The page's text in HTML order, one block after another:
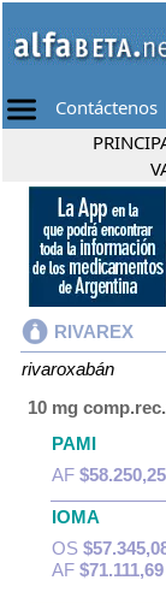
Contáctenos
RIVAREX
rivaroxabán
10 mg
PAMI
AF $58.250,25
IOMA
OS
AF $71.111,69